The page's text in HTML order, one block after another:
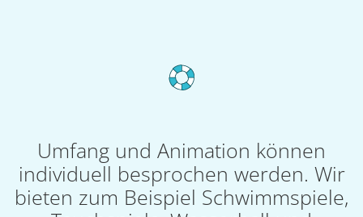
Umfang und Animation können
individuell besprochen werden. Wir
bieten zum Beispiel Schwimmspiele,